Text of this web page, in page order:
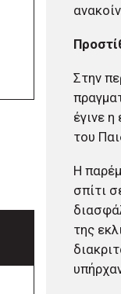
Στην
έγινε
του
Η
σπίτι
της